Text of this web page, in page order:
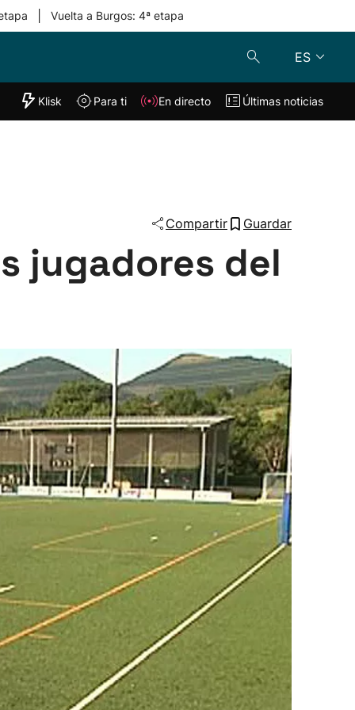
Vuelta a Burgos: 4ª etapa
ES
"Helmuga"
Klisk En directo
Klisk Para ti En directo Últimas noticias
Compartir Guardar
jugadores del